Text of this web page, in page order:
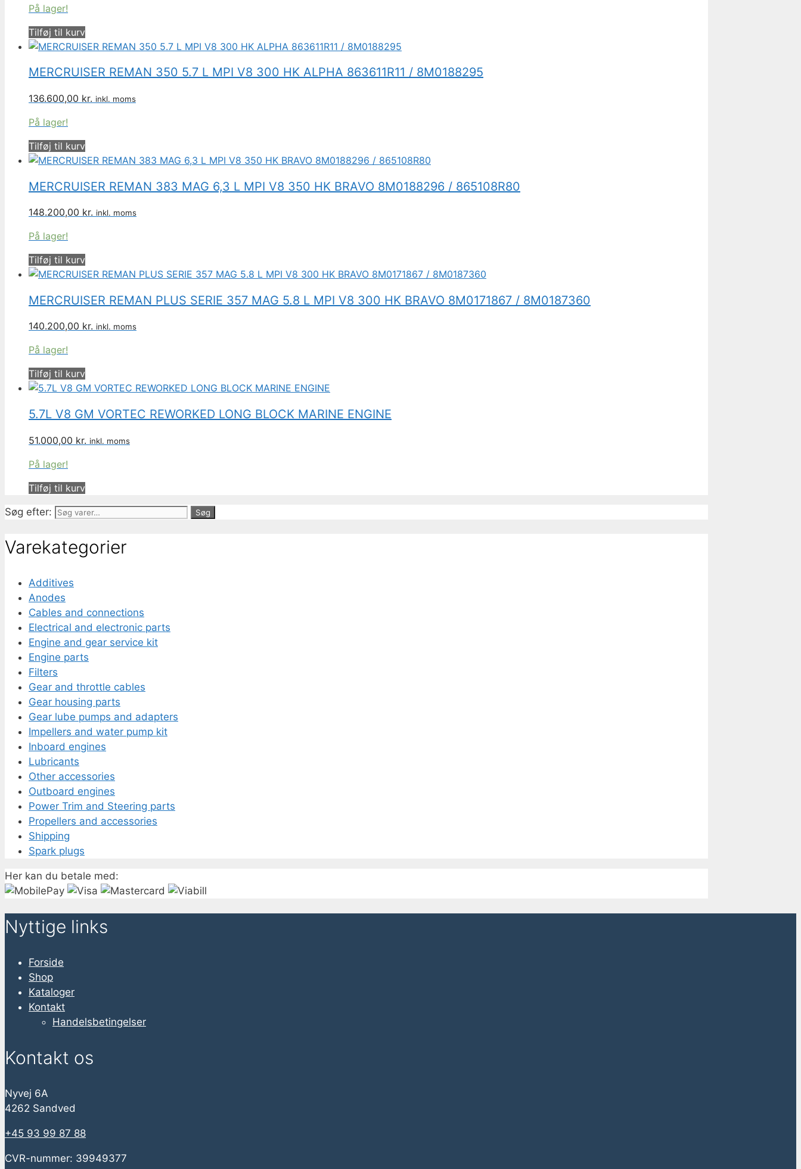
På lager!
Tilføj til kurv
MERCRUISER REMAN 350 5.7 L MPI V8 300 HK ALPHA 863611R11 / 8M0188295
136.600,00 kr. inkl. moms
På lager!
Tilføj til kurv
MERCRUISER REMAN 383 MAG 6,3 L MPI V8 350 HK BRAVO 8M0188296 / 865108R80
148.200,00 kr. inkl. moms
På lager!
Tilføj til kurv
MERCRUISER REMAN PLUS SERIE 357 MAG 5.8 L MPI V8 300 HK BRAVO 8M0171867 / 8M0187360
140.200,00 kr. inkl. moms
På lager!
Tilføj til kurv
5.7L V8 GM VORTEC REWORKED LONG BLOCK MARINE ENGINE
51.000,00 kr. inkl. moms
På lager!
Tilføj til kurv
Søg efter:
Søg
Varekategorier
Additives
Anodes
Cables and connections
Electrical and electronic parts
Engine and gear service kit
Engine parts
Filters
Gear and throttle cables
Gear housing parts
Gear lube pumps and adapters
Impellers and water pump kit
Inboard engines
Lubricants
Other accessories
Outboard engines
Power Trim and Steering parts
Propellers and accessories
Shipping
Spark plugs
Her kan du betale med:
Nyttige links
Forside
Shop
Kataloger
Kontakt
Handelsbetingelser
Kontakt os
Nyvej 6A
4262 Sandved
+45 93 99 87 88
CVR-nummer: 39949377